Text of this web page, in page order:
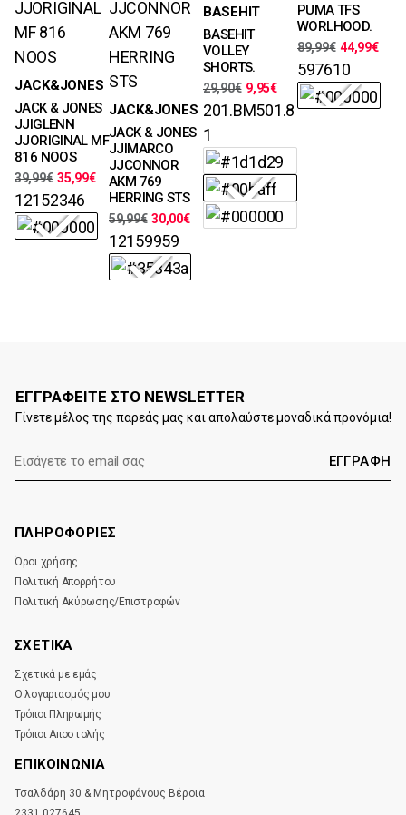
Μεγέθη
33, 34, 36, 38
Χρώματα
JACK&JONES
JACK & JONES
JJIGLENN
JJORIGINAL MF
816 NOOS
39,99€ 35,99€
12152346
Μεγέθη
32, 33, 34, 36
Χρώματα
JACK&JONES
JACK & JONES
JJIMARCO
JJCONNOR
AKM 769
HERRING STS
59,99€ 30,00€
12159959
Μεγέθη
Χρώματα
BASEHIT
BASEHIT
VOLLEY
SHORTS.
29,90€ 9,95€
201.BM501.8
1
Χρώματα
PUMA TFS
WORLHOOD.
89,99€ 44,99€
597610
E-
mail:
ΕΓΓΡΑΦΕΙΤΕ ΣΤΟ NEWSLETTER
Γίνετε μέλος της παρεάς μας και απολαύστε μοναδικά προνόμια!
ΠΛΗΡΟΦΟΡΙΕΣ
Όροι χρήσης
Πολιτική Απορρήτου
Πολιτική Ακύρωσης/Επιστροφών
ΣΧΕΤΙΚΑ
Σχετικά με εμάς
Ο λογαριασμός μου
Τρόποι Πληρωμής
Τρόποι Αποστολής
ΕΠΙΚΟΙΝΩΝΊΑ
Τσαλδάρη 30 & Μητροφάνους Βέροια